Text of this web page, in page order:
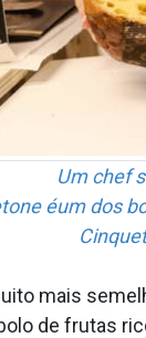
Um chef
éum dos
mais
de frutas